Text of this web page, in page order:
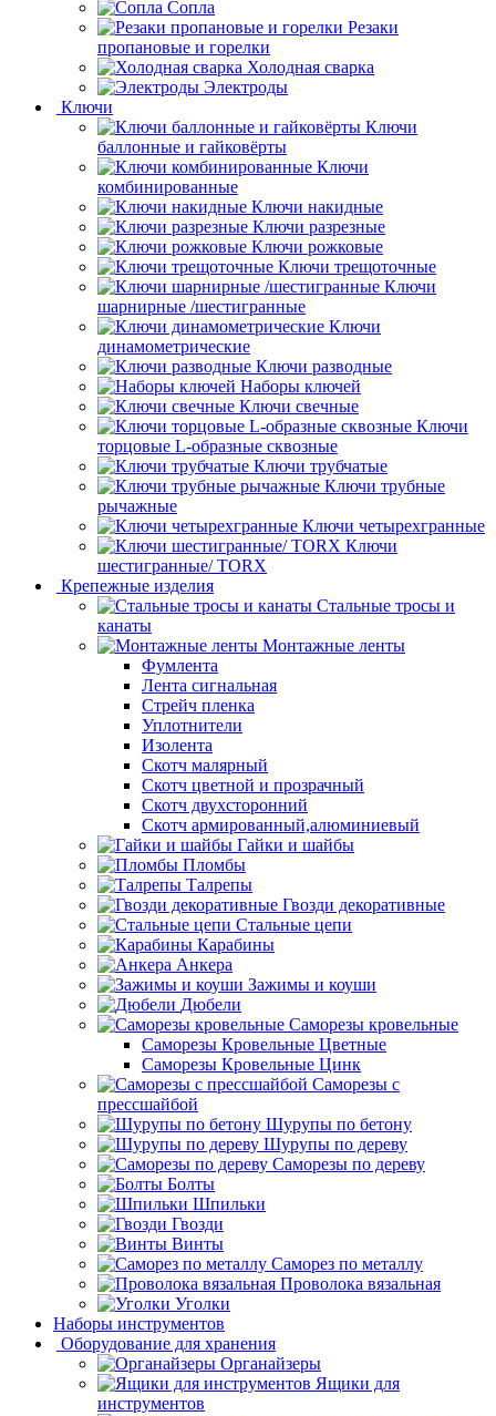
Сопла
Резаки
пропановые и горелки
Холодная сварка
Электроды
Ключи
Ключи
баллонные и гайковёрты
Ключи
комбинированные
Ключи накидные
Ключи разрезные
Ключи рожковые
Ключи трещоточные
Ключи
шарнирные /шестигранные
Ключи
динамометрические
Ключи разводные
Наборы ключей
Ключи свечные
Ключи
торцовые L-образные сквозные
Ключи трубчатые
Ключи трубные
рычажные
Ключи четырехгранные
Ключи
шестигранные/ TORX
Крепежные изделия
Стальные тросы и
канаты
Монтажные ленты
Фумлента
Лента сигнальная
Стрейч пленка
Уплотнители
Изолента
Скотч малярный
Скотч цветной и прозрачный
Скотч двухсторонний
Скотч армированный,алюминиевый
Гайки и шайбы
Пломбы
Талрепы
Гвозди декоративные
Стальные цепи
Карабины
Анкера
Зажимы и коуши
Дюбели
Саморезы кровельные
Саморезы Кровельные Цветные
Саморезы Кровельные Цинк
Саморезы с
прессшайбой
Шурупы по бетону
Шурупы по дереву
Саморезы по дереву
Болты
Шпильки
Гвозди
Винты
Саморез по металлу
Проволока вязальная
Уголки
Наборы инструментов
Оборудование для хранения
Органайзеры
Ящики для
инструментов